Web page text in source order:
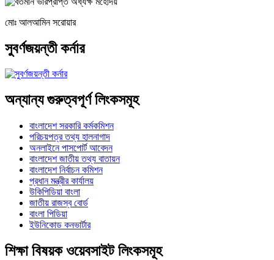
মোঃ আলআমিন সরোয়ার
সুবর্ণজয়ন্তী কর্নার
অন্যান্য গুরুত্বপূর্ণ লিংকসমূহ
বাংলাদেশ সরকারি কর্মকমিশন
পরিচয়পত্র তথ্য হালনাগাদ
অনলাইনে পাসপোর্ট আবেদন
বাংলাদেশ জাতীয় তথ্য বাতায়ন
বাংলাদেশ নির্বাচন কমিশন
প্রধান মন্ত্রীর কার্যালয়
উকিপিডিয়া বাংলা
জাতীয় রাজস্ব বোর্ড
বাংলা পিডিয়া
ইউনিকোড কনভার্টার
শিক্ষা বিষয়ক ওয়েবসাইট লিংকসমূহ